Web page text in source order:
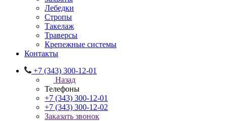
Лебедки
Стропы
Такелаж
Траверсы
Крепежные системы
Контакты
+7 (343) 300-12-01
Назад
Телефоны
+7 (343) 300-12-01
+7 (343) 300-12-02
Заказать звонок